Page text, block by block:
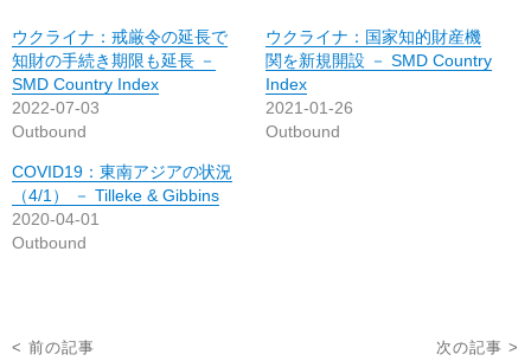
ウクライナ：戒厳令の延長で
知財の手続き期限も延長 －
SMD Country Index
2022-07-03
Outbound
ウクライナ：国家知的財産機
関を新規開設 － SMD Country
Index
2021-01-26
Outbound
COVID19：東南アジアの状況
（4/1） － Tilleke & Gibbins
2020-04-01
Outbound
投
< 前の記事 次の記事 >